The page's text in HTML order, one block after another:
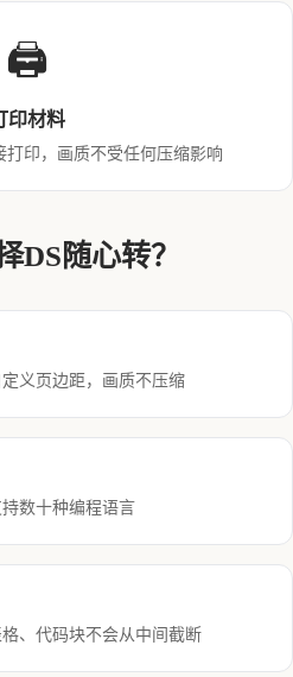
🖨️
印材料
打印，画质不受任何压缩影响
DS随心转？
义页边距，画质不压缩
数十种编程语言
、代码块不会从中间截断